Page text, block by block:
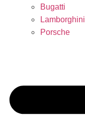
Bugatti
Lamborghini
Porsche